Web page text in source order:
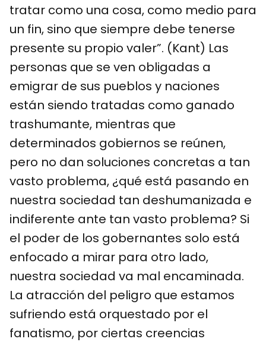
tratar como una cosa, como medio para
un fin, sino que siempre debe tenerse
presente su propio valer”. (Kant) Las
personas que se ven obligadas a
emigrar de sus pueblos y naciones
están siendo tratadas como ganado
trashumante, mientras que
determinados gobiernos se reúnen,
pero no dan soluciones concretas a tan
vasto problema, ¿qué está pasando en
nuestra sociedad tan deshumanizada e
indiferente ante tan vasto problema? Si
el poder de los gobernantes solo está
enfocado a mirar para otro lado,
nuestra sociedad va mal encaminada.
La atracción del peligro que estamos
sufriendo está orquestado por el
fanatismo, por ciertas creencias